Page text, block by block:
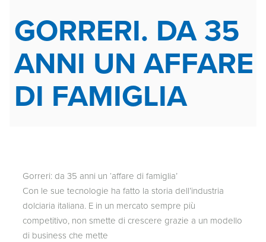
GORRERI. DA 35
ANNI UN AFFARE
DI FAMIGLIA
Gorreri: da 35 anni un ‘affare di famiglia’
Con le sue tecnologie ha fatto la storia dell’industria
dolciaria italiana. E in un mercato sempre più
competitivo, non smette di crescere grazie a un modello
di business che mette